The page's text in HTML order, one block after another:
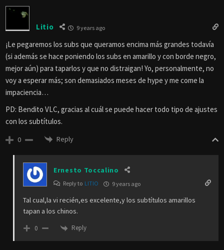
Litio 9 years ago
¡Le pegaremos los subs que queramos encima más grandes todavía
(si además se hace poniendo los subs en amarillo y con borde negro,
mejor aún) para taparlos y que no distraigan! Yo, personalmente, no
voy a esperar más; son demasiados meses de hype y me come la
impaciencia…
PD: Bendito VLC, gracias al cuál se puede hacer todo tipo de ajustes
con los subtítulos.
0 Reply
Ernesto Toccalino
Reply to LITIO 9 years ago
Tal cual,la vi recién,es excelente,y los subtítulos amarillos
tapan a los chinos.
0 Reply